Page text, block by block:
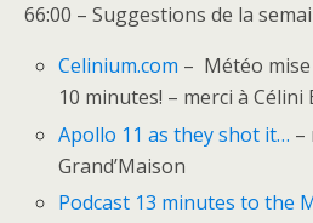
66:00 – Suggestions de la
Celinium.com – Météo
10 minutes! – merci à Célini
Apollo 11 as they shot it… –
Grand’Maison
Podcast 13 minutes to the